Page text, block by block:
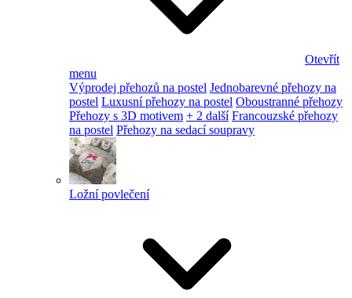
Otevřít
menu
Výprodej přehozů na postel Jednobarevné přehozy na
postel Luxusní přehozy na postel Oboustranné přehozy
Přehozy s 3D motivem + 2 další Francouzské přehozy
na postel Přehozy na sedací soupravy
Ložní povlečení